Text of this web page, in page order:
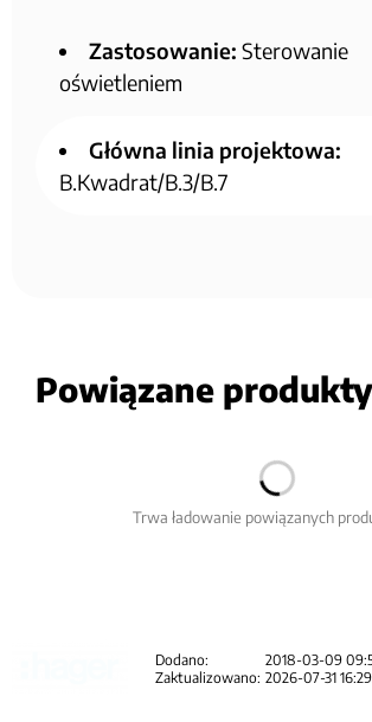
Zastosowanie: Sterowanie
oświetleniem
Główna linia projektowa:
B.Kwadrat/B.3/B.7
Powiązane produkty
Trwa ładowanie powiązanych
Dodano:
2018-03-09
Zaktualizowano: 2026-07-31